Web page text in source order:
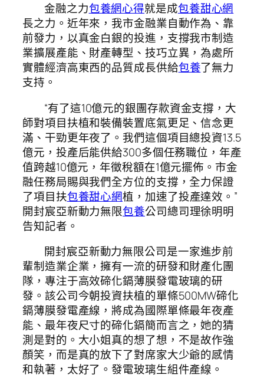
金融之力包養網心得就是成包養甜心網
長之力。近年來，我市金融業自動作為、靠
前發力，以真金白銀的投進，支撐我市制造
業擴展產能、財產轉型、技巧立異，為處所
實體經濟高東西的品質成長供給包養了無力
支持。
“有了這10億元的銀團存款資金支撐，大
師對項目扶植和裝備裝置底氣更足、信念更
滿、干勁更年夜了。我們這個項目總投資13.5
億元，投產后能供給300多個任務職位，年產
值跨越10億元，年徵稅額在1億元擺佈。市金
融任務局賜與我們全方位的支撐，全力保證
了項目扶包養甜心網植，加速了投產達效。”
開封宸亞新動力無限包養公司總司理徐明明
告知記者。
開封宸亞新動力無限公司是一家進步前
輩制造業企業，擁有一流的研發和財產化團
隊，專注于高效碲化鎘薄膜發電玻璃的研
發。該公司今朝投資扶植的單條500MW碲化
鎘薄膜發電產線，將成為國際單條最年夜產
能、最年夜尺寸的碲化鎘簡而言之，她的猜
測是對的。大小姐真的想了想，不是故作強
顏笑，而是真的放下了對席家大少爺的感情
和執著，太好了。發電玻璃生組件產線。